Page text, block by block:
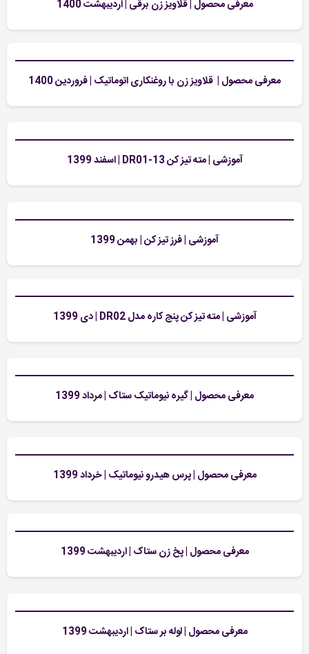
معرفی محصول | قلاویز زن برقی | اردیبهشت 1400
معرفی محصول | قلاویز زن با روغنکاری اتوماتیک | فروردین 1400
آموزشی | مته تیز کن DR01-13 | اسفند 1399
آموزشی | فرز تیز کن | بهمن 1399
آموزشی | مته تیز کن پنج کاره مدل DR02 | دی 1399
معرفی محصول | گیره نیوماتیک ستاک | مرداد 1399
معرفی محصول | پرس هیدرو نیوماتیک | خرداد 1399
معرفی محصول | پخ زن ستاک | اردیبهشت 1399
معرفی محصول | لوله بر ستاک | اردیبهشت 1399